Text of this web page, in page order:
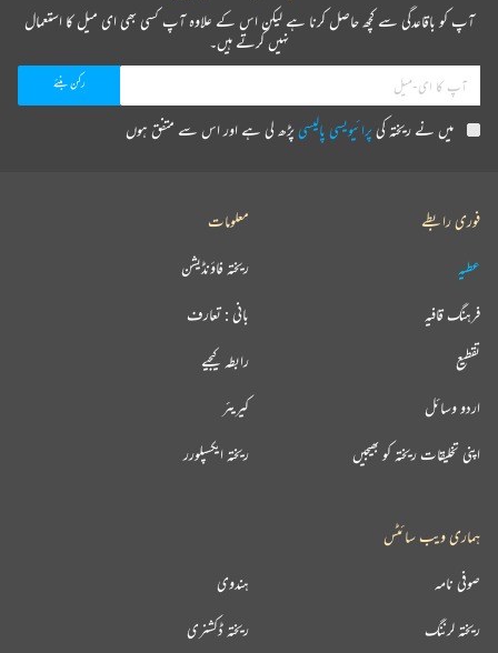
آپ کو باقاعدگی سے کچھ حاصل کرنا ہے لیکن اس کے علاوہ آپ کسی بھی ای میل کا استعمال
نہیں کرتے ہیں۔
میں نے ریختہ کیپرائیویسی پالیسیپڑھ لی ہے اور اس سے متفق ہوں
فوری رابطے
عطیہ
فرہنگ قافیہ
تقطیع
اردو وسائل
اپنی تخلیقات ریختہ کو بھیجیں
معلومات
ریختہ فاؤنڈیشن
بانی : تعارف
رابطہ کیجیے
کیریئر
ریختہ ایکسپلورر
ہماری ویب سائٹس
ہندوی صوفی نامہ
ریختہ ڈکشنری ریختہ لرننگ